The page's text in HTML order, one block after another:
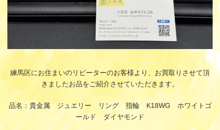
練馬区にお住まいのリピーターのお客様より、お買取りさせて頂
きましたお品をご紹介させていただきます。
品名：貴金属 ジュエリー リング 指輪 K18WG ホワイトゴ
ールド ダイヤモンド